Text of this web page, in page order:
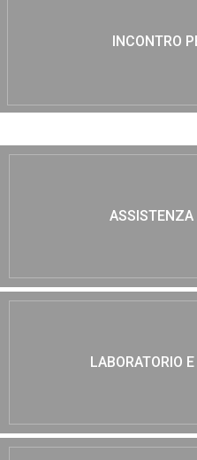
INCONTRO
ASSISTENZA
LABORATORIO